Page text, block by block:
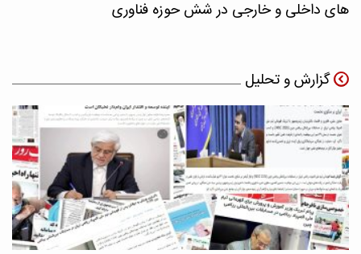
های داخلی و خارجی در شش حوزه فناوری
گزارش و تحلیل